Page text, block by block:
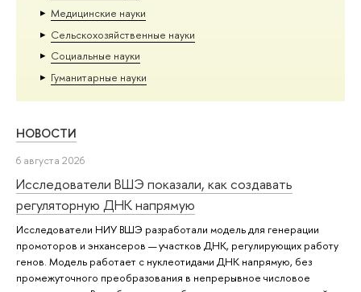
Медицинские науки
Сельскохозяйственные науки
Социальные науки
Гуманитарные науки
НОВОСТИ
6 августа 2026
Исследователи ВШЭ показали, как создавать
регуляторную ДНК напрямую
Исследователи НИУ ВШЭ разработали модель для генерации
промоторов и энхансеров — участков ДНК, регулирующих работу
генов. Модель работает с нуклеотидами ДНК напрямую, без
промежуточного преобразования в непрерывное числовое